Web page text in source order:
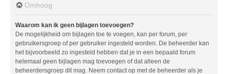
Omhoog
Waarom kan ik geen bijlagen toevoegen?
De mogelijkheid om bijlagen toe te voegen, kan per forum, per
gebruikersgroep of per gebruiker ingesteld worden. De beheerder kan
het bijvoorbeeld zo ingesteld hebben dat je in een bepaald forum
helemaal geen bijlagen mag toevoegen of dat alleen de
beheerdersgroep dit mag. Neem contact op met de beheerder als je